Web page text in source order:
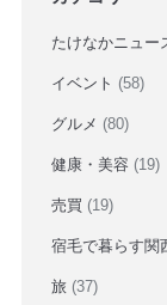
たけなかニュー
イベント (58)
グルメ (80)
健康・美容 (19)
売買 (19)
宿毛で暮らす関
旅 (37)